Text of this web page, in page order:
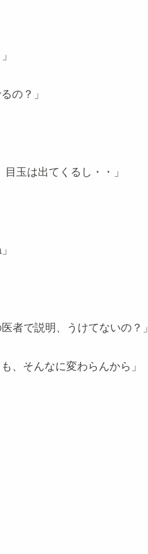
の？」
玉は出てくるし・・」
者で説明、うけてないの？」
、そんなに変わらんから」